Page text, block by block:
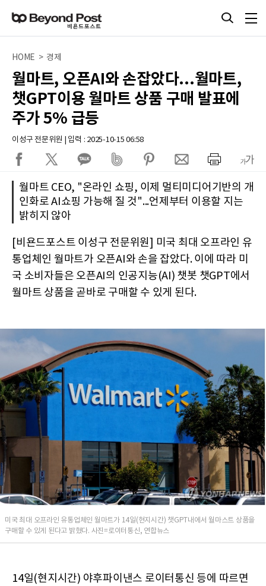
HOME > 경제
월마트, 오픈AI와 손잡았다...월마트,
챗GPT이용 월마트 상품 구매 발표에
주가 5% 급등
이성구 전문위원 | 입력 : 2025-10-15 06:58
월마트 CEO, "온라인 쇼핑, 이제 멀티미디어기반의 개
인화로 AI쇼핑 가능해 질 것"...언제부터 이용할 지는
밝히지 않아
[비욘드포스트 이성구 전문위원] 미국 최대 오프라인 유
통업체인 월마트가 오픈AI와 손을 잡았다. 이에 따라 미
국 소비자들은 오픈AI의 인공지능(AI) 챗봇 챗GPT에서
월마트 상품을 곧바로 구매할 수 있게 된다.
미국 최대 오프라인 유통업체인 월마트가 14일(현지시간) 챗GPT내에서 월마스트 상품을
구매할 수 있게 된다고 밝혔다. 사진=로이터통신, 연합뉴스
14일(현지시간) 야후파이낸스 로이터통신 등에 따르면